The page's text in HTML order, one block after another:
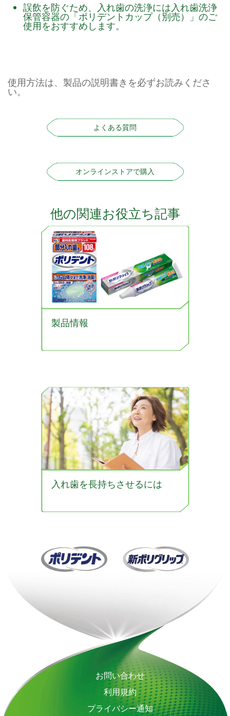
誤飲を防ぐため、入れ歯の洗浄には入れ歯洗浄
保管容器の「ポリデントカップ（別売）」のご
使用をおすすめします。
使用方法は、製品の説明書きを必ずお読みくださ
い。
よくある質問
オンラインストアで購入
他の関連お役立ち記事
製品情報
入れ歯を長持ちさせるには
お問い合わせ
利用規約
プライバシー通知